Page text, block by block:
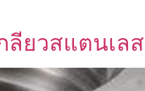
ลียวสแตนเลส